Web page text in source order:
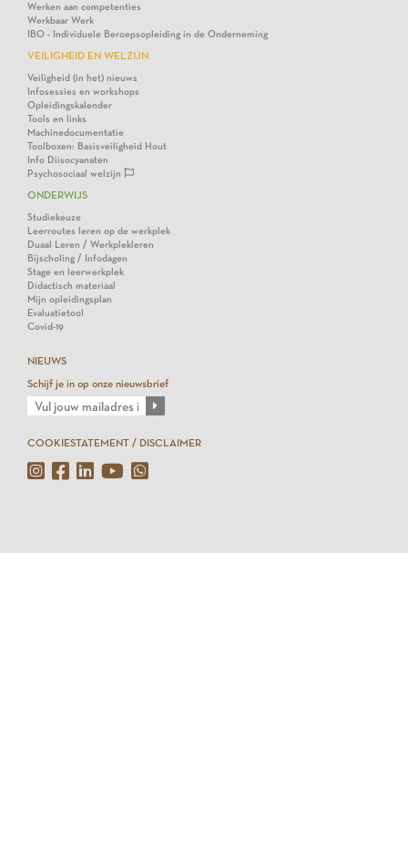
Werken aan competenties
Werkbaar Werk
IBO - Individuele Beroepsopleiding in de Onderneming
VEILIGHEID EN WELZIJN
Veiligheid (in het) nieuws
Infosessies en workshops
Opleidingskalender
Tools en links
Machinedocumentatie
Toolboxen: Basisveiligheid Hout
Info Diisocyanaten
Psychosociaal welzijn
ONDERWIJS
Studiekeuze
Leerroutes leren op de werkplek
Duaal Leren / Werkplekleren
Bijscholing / Infodagen
Stage en leerwerkplek
Didactisch materiaal
Mijn opleidingsplan
Evaluatietool
Covid-19
NIEUWS
Schijf je in op onze nieuwsbrief
COOKIESTATEMENT / DISCLAIMER